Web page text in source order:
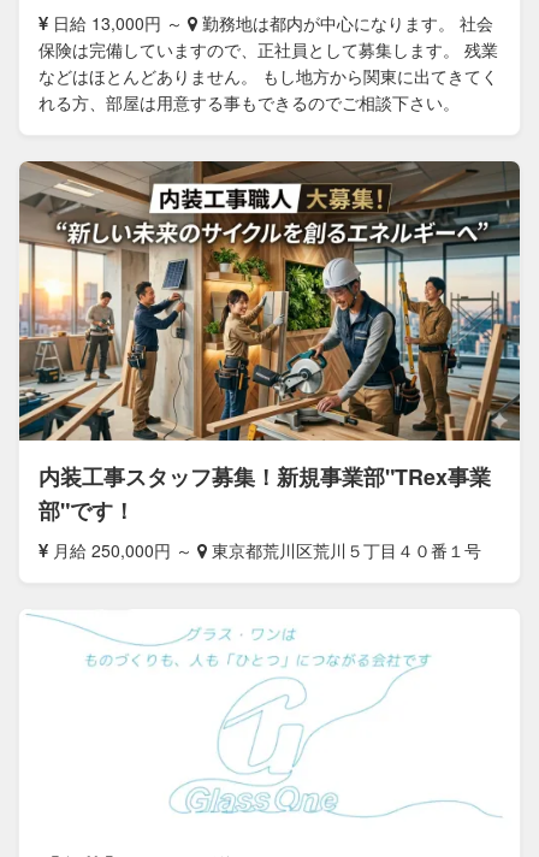
日給 13,000円 ～
勤務地は都内が中心になります。 社会
保険は完備していますので、正社員として募集します。 残業
などはほとんどありません。 もし地方から関東に出てきてく
れる方、部屋は用意する事もできるのでご相談下さい。
内装工事スタッフ募集！新規事業部"TRex事業
部"です！
月給 250,000円 ～ 東京都荒川区荒川５丁目４０番１号